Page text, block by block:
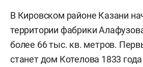
В Кировском районе Казани
территории фабрики
более 66 тыс. кв. метров.
станет дом Котелова 1833